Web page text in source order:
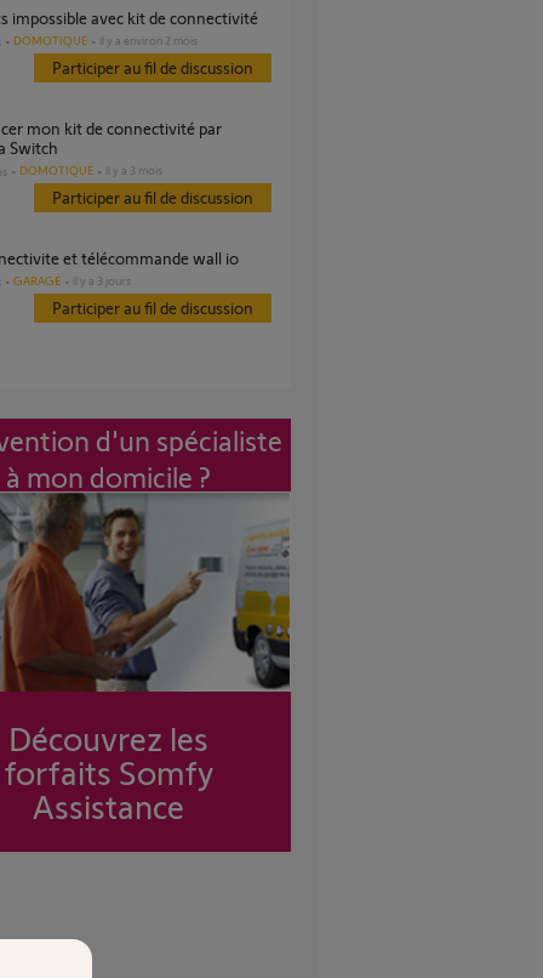
impossible avec kit de connectivité
DOMOTIQUE il y a environ 2 mois
Participer au fil de discussion
Switch
DOMOTIQUE il y a 3 mois
Participer au fil de discussion
et télécommande wall io
GARAGE il y a 3 jours
Participer au fil de discussion
d'un spécialiste
à mon domicile ?
Découvrez les
forfaits Somfy
Assistance